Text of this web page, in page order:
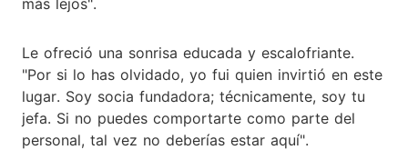
Le ofreció una sonrisa educada y escalofriante.
"Por si lo has olvidado, yo fui quien invirtió en este
lugar. Soy socia fundadora; técnicamente, soy tu
jefa. Si no puedes comportarte como parte del
personal, tal vez no deberías estar aquí".